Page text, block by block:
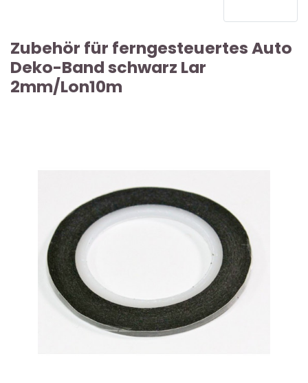
Zubehör für ferngesteuertes Auto
Deko-Band schwarz Lar
2mm/Lon10m